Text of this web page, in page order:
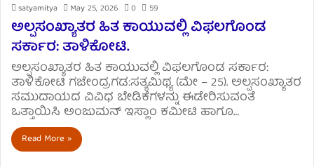
satyamitya May 25, 2026 0 59
ಅಲ್ಪಸಂಖ್ಯಾತರ ಹಿತ ಕಾಯುವಲ್ಲಿ ವಿಫಲಗೊಂಡ
ಸರ್ಕಾರ: ತಾಳಿಕೋಟಿ.
ಅಲ್ಪಸಂಖ್ಯಾತರ ಹಿತ ಕಾಯುವಲ್ಲಿ ವಿಫಲಗೊಂಡ ಸರ್ಕಾರ:
ತಾಳಿಕೋಟಿ ಗಜೇಂದ್ರಗಡ:ಸತ್ಯಮಿಥ್ಯ (ಮೇ – 25). ಅಲ್ಪಸಂಖ್ಯಾತರ
ಸಮುದಾಯದ ವಿವಿಧ ಬೇಡಿಕೆಗಳನ್ನು ಈಡೇರಿಸುವಂತೆ
ಒತ್ತಾಯಿಸಿ ಅಂಜುಮನ್ ಇಸ್ಲಾಂ ಕಮೀಟಿ ಹಾಗೂ…
Read More »